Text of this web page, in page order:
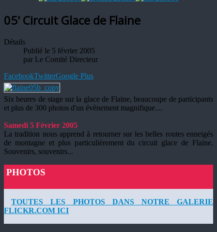
05' Circuit Glace de Flaine
Détails
Publié le 5 février 2005
par Le Comité Directeur
FacebookTwitterGoogle Plus
Six heures de stage sur la glace de Flaine, beaucoupe de participants
et plus de 300 photos d'un évènement magnifique....
Samedi 5 Février 2005
La tradition nous apprend à retourner sur les belles routes enneigés
de montagne et plus particulièrement du circuit glace de Flaine.
Souvenirs, souvenirs...
PHOTOS
TOUTES LES PHOTOS DANS NOTRE GALERIE
FLICKR.COM ICI